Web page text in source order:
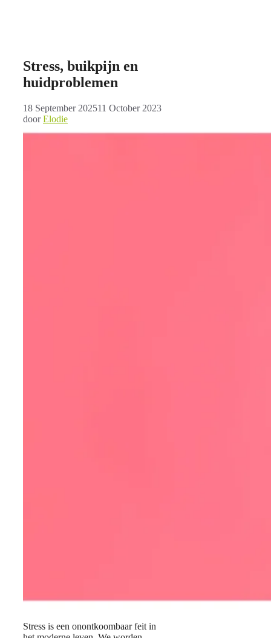
Stress, buikpijn en
huidproblemen
18 September 202511 October 2023
doorElodie
Stress is een onontkoombaar feit in